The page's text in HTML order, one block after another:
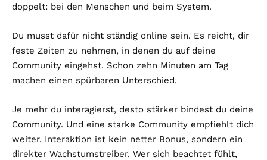
doppelt: bei den Menschen und beim System.
Du musst dafür nicht ständig online sein. Es reicht, dir
feste Zeiten zu nehmen, in denen du auf deine
Community eingehst. Schon zehn Minuten am Tag
machen einen spürbaren Unterschied.
Je mehr du interagierst, desto stärker bindest du deine
Community. Und eine starke Community empfiehlt dich
weiter. Interaktion ist kein netter Bonus, sondern ein
direkter Wachstumstreiber. Wer sich beachtet fühlt,